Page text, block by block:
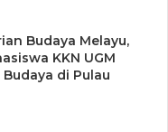
Budaya Melayu,
KKN UGM
di Pulau